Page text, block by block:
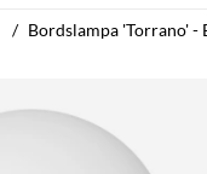
Bordslampa 'Torrano' -